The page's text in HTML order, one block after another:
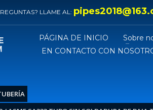
LLAME AL:
PÁGINA DE INICIO Sobre
EN CONTACTO CON